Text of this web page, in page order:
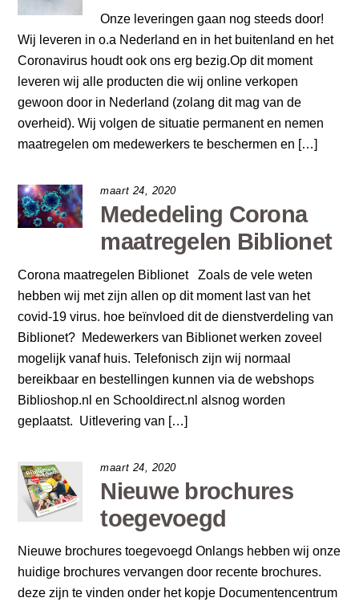
Onze leveringen gaan nog steeds door!
Wij leveren in o.a Nederland en in het buitenland en het
Coronavirus houdt ook ons erg bezig.Op dit moment
leveren wij alle producten die wij online verkopen
gewoon door in Nederland (zolang dit mag van de
overheid). Wij volgen de situatie permanent en nemen
maatregelen om medewerkers te beschermen en […]
maart 24, 2020
Mededeling Corona
maatregelen Biblionet
Corona maatregelen Biblionet Zoals de vele weten
hebben wij met zijn allen op dit moment last van het
covid-19 virus. hoe beïnvloed dit de dienstverdeling van
Biblionet? Medewerkers van Biblionet werken zoveel
mogelijk vanaf huis. Telefonisch zijn wij normaal
bereikbaar en bestellingen kunnen via de webshops
Biblioshop.nl en Schooldirect.nl alsnog worden
geplaatst. Uitlevering van […]
maart 24, 2020
Nieuwe brochures
toegevoegd
Nieuwe brochures toegevoegd Onlangs hebben wij onze
huidige brochures vervangen door recente brochures.
deze zijn te vinden onder het kopje Documentencentrum